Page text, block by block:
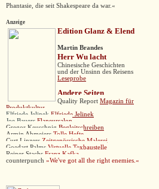
Phantasie, die seit Shakespeare da war.«
Anzeige
Edition Glanz & Elend
Martin Brandes
Herr Wu lacht
Chinesische Geschichten
und der Unsinn des Reisens
Leseprobe
Andere Seiten
Quality Report Magazin für
Produktkultur
Elfriede Jelinek Elfriede Jelinek
Joe Bauers Flaneursalon
Gregor Keuschnig Begleitschreiben
Armin Abmeiers Tolle Hefte
Curt Linzers Zeitgenössische Malerei
Goedart Palms Virtuelle Texbaustelle
Reiner Stachs Franz Kafka
counterpunch »We've got all the right enemies.«